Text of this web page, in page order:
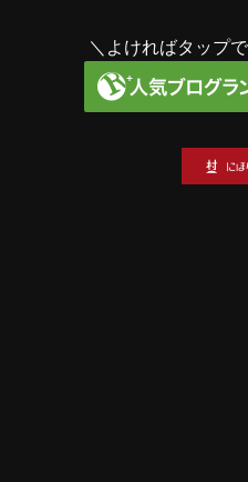
＼よければタップ